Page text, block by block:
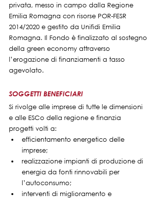
privata, messo in campo dalla Regione
Emilia Romagna con risorse POR-FESR
2014/2020 e gestito da Unifidi Emilia
Romagna. Il Fondo è finalizzato al sostegno
della green economy attraverso
l’erogazione di finanziamenti a tasso
agevolato.
SOGGETTI BENEFICIARI
Si rivolge alle imprese di tutte le dimensioni
e alle ESCo della regione e finanzia
progetti volti a:
efficientamento energetico delle
imprese;
realizzazione impianti di produzione di
energia da fonti rinnovabili per
l’autoconsumo;
interventi di miglioramento e